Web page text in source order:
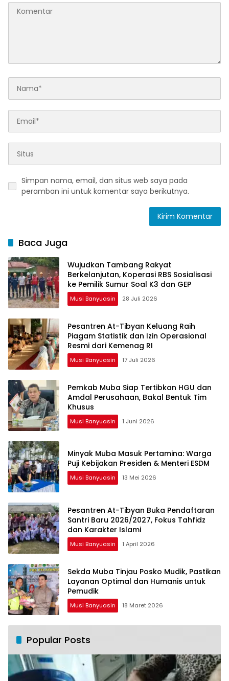
Simpan nama, email, dan situs web saya pada
peramban ini untuk komentar saya berikutnya.
Baca Juga
Wujudkan Tambang Rakyat
Berkelanjutan, Koperasi RBS Sosialisasi
ke Pemilik Sumur Soal K3 dan GEP
Musi Banyuasin 28 Juli 2026
Pesantren At-Tibyan Keluang Raih
Piagam Statistik dan Izin Operasional
Resmi dari Kemenag RI
Musi Banyuasin 17 Juli 2026
Pemkab Muba Siap Tertibkan HGU dan
Amdal Perusahaan, Bakal Bentuk Tim
Khusus
Musi Banyuasin 1 Juni 2026
Minyak Muba Masuk Pertamina: Warga
Puji Kebijakan Presiden & Menteri ESDM
Musi Banyuasin 13 Mei 2026
Pesantren At-Tibyan Buka Pendaftaran
Santri Baru 2026/2027, Fokus Tahfidz
dan Karakter Islami
Musi Banyuasin 1 April 2026
Sekda Muba Tinjau Posko Mudik, Pastikan
Layanan Optimal dan Humanis untuk
Pemudik
Musi Banyuasin 18 Maret 2026
Popular Posts